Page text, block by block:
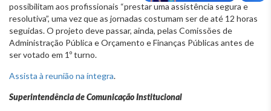
possibilitam aos profissionais “prestar uma assistência segura e
resolutiva”, uma vez que as jornadas costumam ser de até 12 horas
seguidas. O projeto deve passar, ainda, pelas Comissões de
Administração Pública e Orçamento e Finanças Públicas antes de
ser votado em 1º turno.
Assista à reunião na íntegra.
Superintendência de Comunicação Institucional